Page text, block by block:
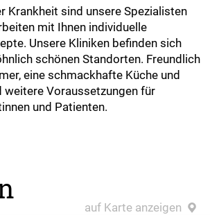
Krankheit sind unsere Spezialisten
mit Ihnen individuelle
Unsere Kliniken befinden sich
schönen Standorten. Freundlich
eine schmackhafte Küche und
weitere Voraussetzungen für
und Patienten.
auf Karte anzeigen